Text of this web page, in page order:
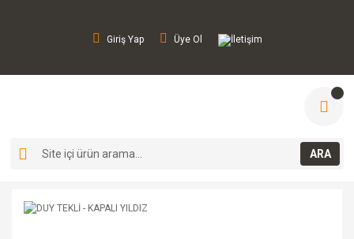
Giriş Yap Üye Ol İletişim
ARA